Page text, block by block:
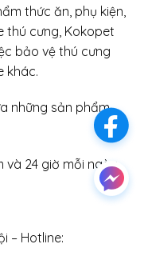
thức ăn, phụ kiện,
thú cưng, Kokopet
bảo vệ thú cưng
khác.
những sản phẩm
và 24 giờ mỗi ngày
– Hotline: